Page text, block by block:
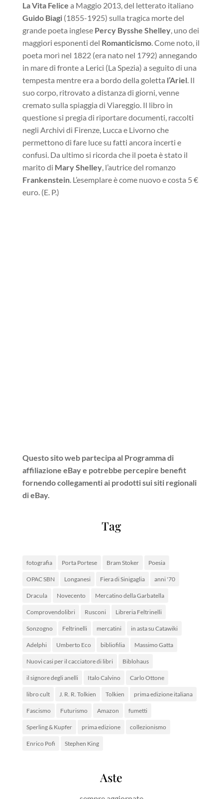
La Vita Felice a Maggio 2013, del letterato italiano
Guido Biagi(1855-1925) sulla tragica morte del
grande poeta inglese Percy Bysshe Shelley, uno dei
maggiori esponenti del Romanticismo. Come noto, il
poeta morì nel 1822 (era nato nel 1792) annegando
in mare di fronte a Lerici (La Spezia) a seguito di una
tempesta mentre era a bordo della goletta l’Ariel. Il
suo corpo, ritrovato a distanza di giorni, venne
cremato sulla spiaggia di Viareggio. Il libro in
questione si pregia di riportare documenti, raccolti
negli Archivi di Firenze, Lucca e Livorno che
permettono di fare luce su fatti ancora incerti e
confusi. Da ultimo si ricorda che il poeta è stato il
marito di Mary Shelley, l’autrice del romanzo
Frankenstein. L’esemplare è come nuovo e costa 5 €
euro. (E. P.)
Questo sito web partecipa al Programma di
affiliazione eBay e potrebbe percepire benefit
fornendo collegamenti ai prodotti sui siti regionali
di eBay.
Tag
fotografia Porta Portese Bram Stoker Poesia
OPAC SBN Longanesi Fiera di Sinigaglia anni '70
Dracula Novecento Mercatino della Garbatella
Comprovendolibri Rusconi Libreria Feltrinelli
Sonzogno Feltrinelli mercatini in asta su Catawiki
Adelphi Umberto Eco bibliofilia Massimo Gatta
Nuovi casi per il cacciatore di libri Biblohaus
il signore degli anelli Italo Calvino Carlo Ottone
libro cult J. R. R. Tolkien Tolkien prima edizione italiana
Fascismo Futurismo Amazon fumetti
Sperling & Kupfer prima edizione collezionismo
Enrico Pofi Stephen King
Aste